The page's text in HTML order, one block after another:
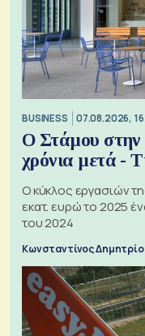
BUSINESS 07.08.2026,
Ο Στάμου στην
χρόνια μετά -
Ο κύκλος εργασιών
εκατ. ευρώ το 2025
του 2024
Κωνσταντίνος